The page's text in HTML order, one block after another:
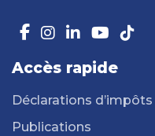
Accès rapide
Déclarations d’impôts
Publications